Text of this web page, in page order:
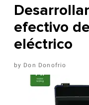
efectivo
eléctrico
Don Donofrio